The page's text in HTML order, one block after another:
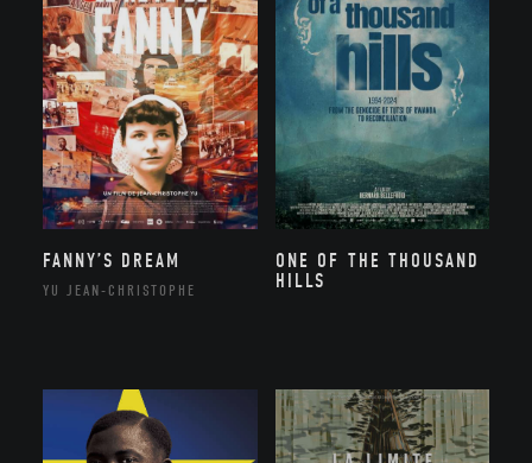
FANNY’S DREAM
YU JEAN-CHRISTOPHE
ONE OF THE THOUSAND
HILLS